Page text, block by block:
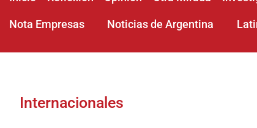
Nota Empresas Noticias de Argentina
Internacionales